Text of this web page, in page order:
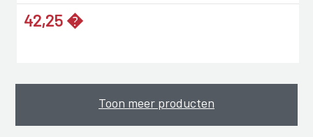
42,25 �
Toon meer producten